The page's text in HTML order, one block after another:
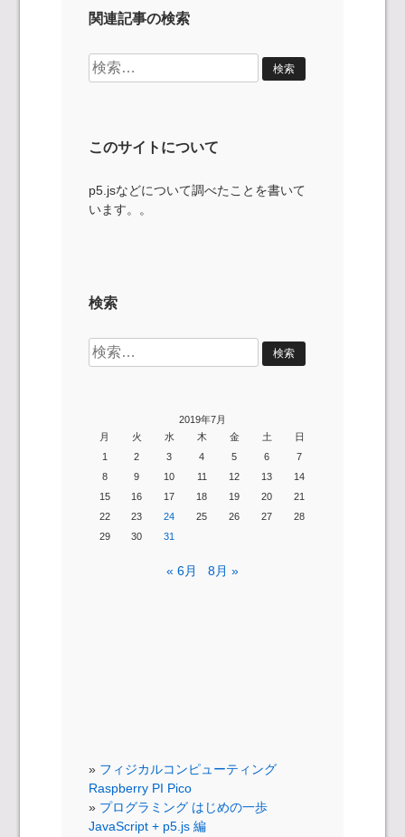
関連記事の検索
検
索:
このサイトについて
p5.jsなどについて調べたことを書いて
います。。
検索
検
索:
2019年7月
月
火 水 木 金 土
日
1
2 3 4 5 6
7
8
9 10 11 12 13
14
15
16 17 18 19 20
21
22
23 24 25 26 27
28
29
30 31
« 6月 8月 »
フィジカルコンピューティング
Raspberry PI Pico
プログラミング はじめの一歩
JavaScript + p5.js 編